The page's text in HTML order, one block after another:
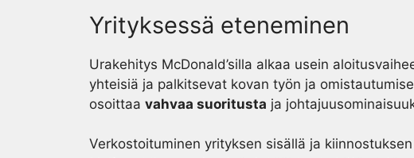
Yrityksessä eteneminen
Urakehitys McDonald’silla alkaa usein
yhteisiä ja palkitsevat kovan työn ja
osoittaa vahvaa suoritusta ja
Verkostoituminen yrityksen sisällä ja